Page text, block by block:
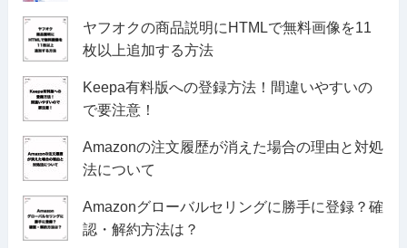
ヤフオクの商品説明にHTMLで無料画像を11
枚以上追加する方法
Keepa有料版への登録方法！間違いやすいの
で要注意！
Amazonの注文履歴が消えた場合の理由と対処
法について
Amazonグローバルセリングに勝手に登録？確
認・解約方法は？